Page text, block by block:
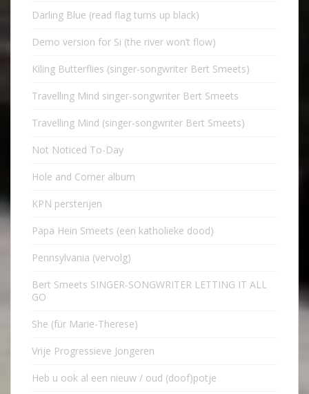
Darling Blue (read flag turns up black)
Demo version for Si (the river won’t flow)
Kiling Butterflies (singer-songwriter Bert Smeets)
Travelling Mind singer-songwriter Bert Smeets
Travelling Mind (singer-songwriter Bert Smeets)
Not Noticed To-Day
Hole and Corner album
KPN persterijen
Papa Hein Smeets (een katholieke dood)
Pennsylvania (vervolg)
Bert Smeets SINGER-SONGWRITER LETTING IT ALL
GO
She (für Marie-Therese)
Vrije Progressieve Jongeren
Heb u ook al een nieuw / oud (doof)potje